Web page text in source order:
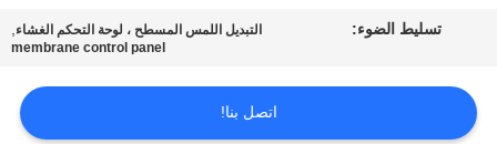
اطلب
اقتباس
تسليط الضوء: التبديل اللمس المسطح ، لوحة التحكم الغشاء,
membrane control panel
اتصل بنا!